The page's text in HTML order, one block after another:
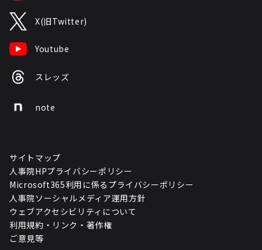
X(旧Twitter)
Youtube
スレッズ
note
サイトマップ
人事院HPプライバシーポリシー
Microsoft365利用に係るプライバシーポリシー
人事院ソーシャルメディア運用方針
ウェブアクセシビリティについて
利用規約・リンク・著作権
ご意見等